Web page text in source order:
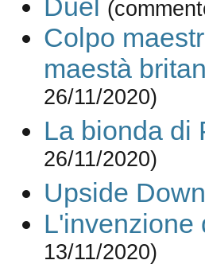
Duel
Colpo
maestà
26/11/2020)
La bionda di
26/11/2020)
Upside Down
L'invenzione
13/11/2020)